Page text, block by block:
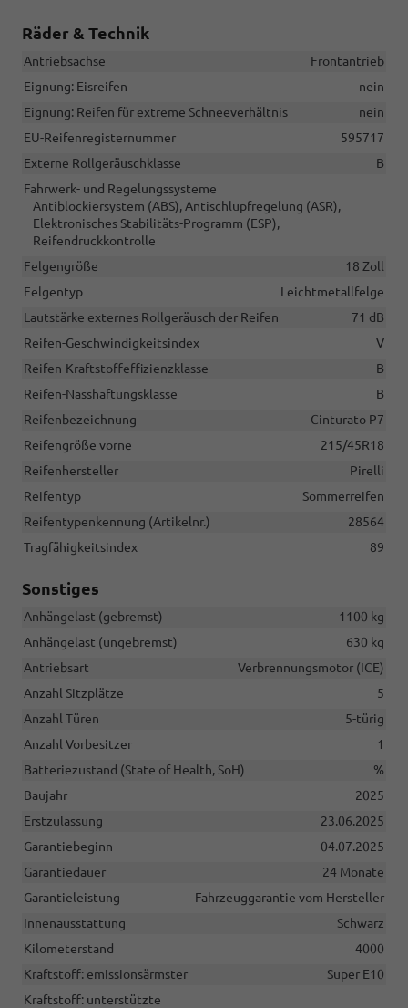
Räder & Technik
Antriebsachse
Frontantrieb
Eignung: Eisreifen
nein
Eignung: Reifen für extreme Schneeverhältnis
nein
EU-Reifenregisternummer
595717
Externe Rollgeräuschklasse
B
Fahrwerk- und Regelungssysteme
Antiblockiersystem (ABS), Antischlupfregelung (ASR),
Elektronisches Stabilitäts-Programm (ESP),
Reifendruckkontrolle
Felgengröße
18 Zoll
Felgentyp
Leichtmetallfelge
Lautstärke externes Rollgeräusch der Reifen
71 dB
Reifen-Geschwindigkeitsindex
V
Reifen-Kraftstoffeffizienzklasse
B
Reifen-Nasshaftungsklasse
B
Reifenbezeichnung
Cinturato P7
Reifengröße vorne
215/45R18
Reifenhersteller
Pirelli
Reifentyp
Sommerreifen
Reifentypenkennung (Artikelnr.)
28564
Tragfähigkeitsindex
89
Sonstiges
Anhängelast (gebremst)
1100 kg
Anhängelast (ungebremst)
630 kg
Antriebsart
Verbrennungsmotor (ICE)
Anzahl Sitzplätze
5
Anzahl Türen
5-türig
Anzahl Vorbesitzer
1
Batteriezustand (State of Health, SoH)
%
Baujahr
2025
Erstzulassung
23.06.2025
Garantiebeginn
04.07.2025
Garantiedauer
24 Monate
Garantieleistung
Fahrzeuggarantie vom Hersteller
Innenausstattung
Schwarz
Kilometerstand
4000
Kraftstoff: emissionsärmster
Super E10
Kraftstoff: unterstützte